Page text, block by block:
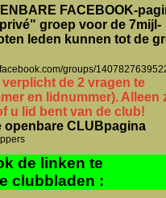
FACEBOOK-
groep voor de 7mijl-
leden kunnen tot de
groups/
de 2 vragen te
en lidnummer). Alleen
u lid bent van de club!
openbare CLUBpagina
de linken te
clubbladen :